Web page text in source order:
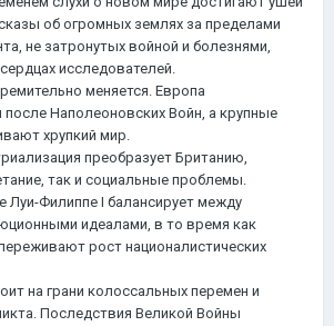
об огромных землях за пределами
не затронутых войной и болезнями,
исследователей.
меняется. Европа
после Наполеоновских Войн, а крупные
хрупкий мир.
преобразует Британию,
так и социальные проблемы.
Луи-Филиппе I балансирует между
идеалами, в то время как
рост националистических
на грани колоссальных перемен и
Последствия Великой Войны